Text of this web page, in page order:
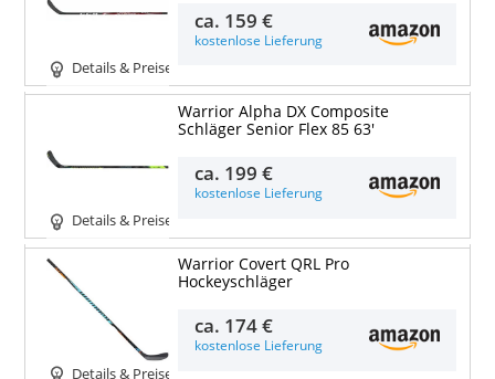
Details & Preise
ca. 159 €
kostenlose Lieferung
Details & Preise
Warrior Alpha DX Composite
Schläger Senior Flex 85 63'
ca. 199 €
kostenlose Lieferung
Details & Preise
Warrior Covert QRL Pro
Hockeyschläger
ca. 174 €
kostenlose Lieferung